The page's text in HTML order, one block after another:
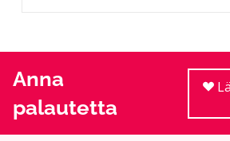
Anna
palautetta